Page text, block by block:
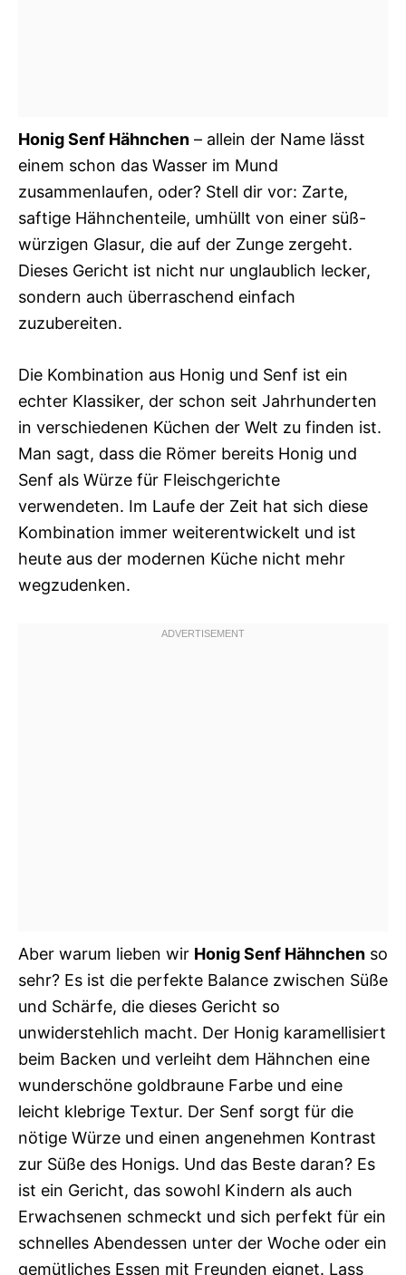
Honig Senf Hähnchen – allein der Name lässt
einem schon das Wasser im Mund
zusammenlaufen, oder? Stell dir vor: Zarte,
saftige Hähnchenteile, umhüllt von einer süß-
würzigen Glasur, die auf der Zunge zergeht.
Dieses Gericht ist nicht nur unglaublich lecker,
sondern auch überraschend einfach
zuzubereiten.
Die Kombination aus Honig und Senf ist ein
echter Klassiker, der schon seit Jahrhunderten
in verschiedenen Küchen der Welt zu finden ist.
Man sagt, dass die Römer bereits Honig und
Senf als Würze für Fleischgerichte
verwendeten. Im Laufe der Zeit hat sich diese
Kombination immer weiterentwickelt und ist
heute aus der modernen Küche nicht mehr
wegzudenken.
Aber warum lieben wir Honig Senf Hähnchen so
sehr? Es ist die perfekte Balance zwischen Süße
und Schärfe, die dieses Gericht so
unwiderstehlich macht. Der Honig karamellisiert
beim Backen und verleiht dem Hähnchen eine
wunderschöne goldbraune Farbe und eine
leicht klebrige Textur. Der Senf sorgt für die
nötige Würze und einen angenehmen Kontrast
zur Süße des Honigs. Und das Beste daran? Es
ist ein Gericht, das sowohl Kindern als auch
Erwachsenen schmeckt und sich perfekt für ein
schnelles Abendessen unter der Woche oder ein
gemütliches Essen mit Freunden eignet. Lass